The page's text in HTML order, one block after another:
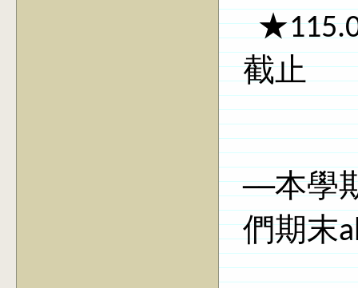
截止
──本學
們期末